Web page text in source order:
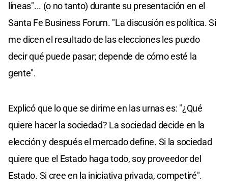
líneas"... (o no tanto) durante su presentación en el
Santa Fe Business Forum. "La discusión es política. Si
me dicen el resultado de las elecciones les puedo
decir qué puede pasar; depende de cómo esté la
gente".
Explicó que lo que se dirime en las urnas es: "¿Qué
quiere hacer la sociedad? La sociedad decide en la
elección y después el mercado define. Si la sociedad
quiere que el Estado haga todo, soy proveedor del
Estado. Si cree en la iniciativa privada, competiré".